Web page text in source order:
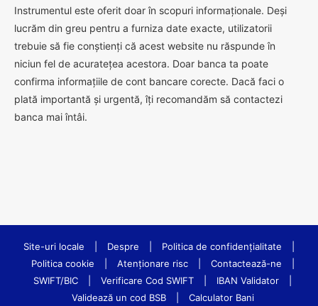
Instrumentul este oferit doar în scopuri informaționale. Deși
lucrăm din greu pentru a furniza date exacte, utilizatorii
trebuie să fie conștienți că acest website nu răspunde în
niciun fel de acuratețea acestora. Doar banca ta poate
confirma informațiile de cont bancare corecte. Dacă faci o
plată importantă și urgentă, îți recomandăm să contactezi
banca mai întâi.
Site-uri locale Despre Politica de confidenţialitate
Politica cookie
Atenționare risc Contactează-ne
SWIFT/BIC
Verificare Cod SWIFT IBAN Validator
Validează un cod BSB
Calculator Bani